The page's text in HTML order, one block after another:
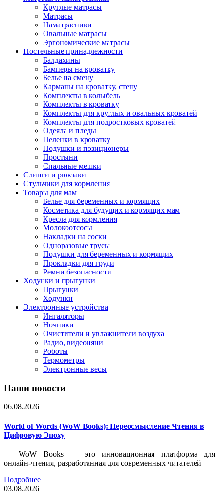
Круглые матрасы
Матрасы
Наматрасники
Овальные матрасы
Эргономические матрасы
Постельные принадлежности
Балдахины
Бамперы на кроватку
Белье на смену
Карманы на кроватку, стену
Комплекты в колыбель
Комплекты в кроватку
Комплекты для круглых и овальных кроватей
Комплекты для подростковых кроватей
Одеяла и пледы
Пеленки в кроватку
Подушки и позиционеры
Простыни
Спальные мешки
Слинги и рюкзаки
Стульчики для кормления
Товары для мам
Белье для беременных и кормящих
Косметика для будущих и кормящих мам
Кресла для кормления
Молокоотсосы
Накладки на соски
Одноразовые трусы
Подушки для беременных и кормящих
Прокладки для груди
Ремни безопасности
Ходунки и прыгунки
Прыгунки
Ходунки
Электронные устройства
Ингаляторы
Ночники
Очистители и увлажнители воздуха
Радио, видеоняни
Роботы
Термометры
Электронные весы
Наши новости
06.08.2026
World of Words (WoW Books): Переосмысление Чтения в
Цифровую Эпоху
WoW Books — это инновационная платформа для
онлайн-чтения, разработанная для современных читателей
Подробнее
03.08.2026